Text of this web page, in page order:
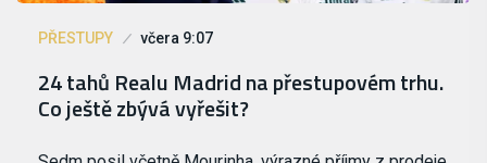
PŘESTUPY včera 9:07
24 tahů Realu Madrid na přestupovém trhu.
Co ještě zbývá vyřešit?